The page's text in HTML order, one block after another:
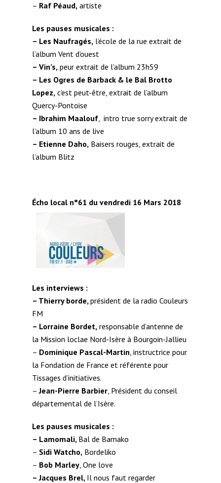
– Raf Péaud, artiste
Les pauses musicales :
– Les Naufragés, l’école de la rue extrait de
l’album Vent d’ouest
– Vin’s, peur extrait de l’album 23h59
– Les Ogres de Barback & le Bal Brotto
Lopez, c’est peut-être, extrait de l’album
Quercy-Pontoise
– Ibrahim Maalouf, intro true sorry extrait de
l’album 10 ans de live
– Etienne Daho, Baisers rouges, extrait de
l’album Blitz
Écho local n°61 du vendredi 16 Mars 2018
Les interviews :
– Thierry borde, président de la radio Couleurs
FM
– Lorraine Bordet, responsable d’antenne de
la Mission loclae Nord-Isère à Bourgoin-Jallieu
– Dominique Pascal-Martin , instructrice pour
la Fondation de France et référente pour
Tissages d’initiatives.
–Jean-Pierre Barbier, Président du conseil
départemental de l’Isère.
Les pauses musicales :
– Lamomali, Bal de Bamako
– Sidi Watcho, Bordeliko
– Bob Marley, One love
– Jacques Brel, Il nous faut regarder